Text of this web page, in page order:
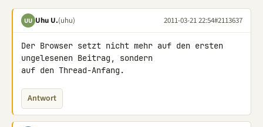
UU Uhu U.(uhu) 2011-03-21 22:54#2113637
Der Browser setzt nicht mehr auf den ersten
ungelesenen Beitrag, sondern
auf den Thread-Anfang.
Antwort